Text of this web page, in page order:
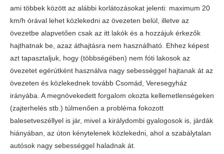
ami többek között az alábbi korlátozásokat jelenti: maximum 20
km/h órával lehet közlekedni az övezeten belül, illetve az
övezetbe alapvetően csak az itt lakók és a hozzájuk érkezők
hajthatnak be, azaz áthajtásra nem használható. Ehhez képest
azt tapasztaljuk, hogy (többségében) nem fóti lakosok az
övezetet egérútként használva nagy sebességgel hajtanak át az
övezeten és közlekednek tovább Csomád, Veresegyház
irányába. A megnövekedett forgalom okozta kellemetlenségeken
(zajterhelés stb.) túlmenően a probléma fokozott
balesetveszéllyel is jár, mivel a királydombi gyalogosok is, járdák
hiányában, az úton kénytelenek közlekedni, ahol a szabálytalan
autósok nagy sebességgel haladnak át.